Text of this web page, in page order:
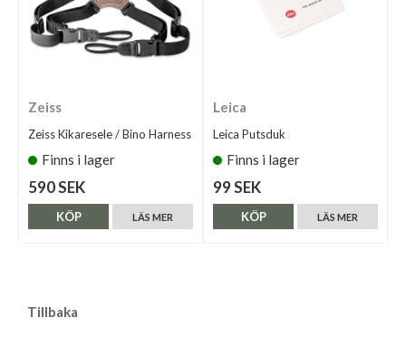
Zeiss
Zeiss Kikaresele / Bino Harness
Finns i lager
590 SEK
LÄS MER
KÖP
Leica
Leica Putsduk
Finns i lager
99 SEK
LÄS MER
KÖP
Tillbaka